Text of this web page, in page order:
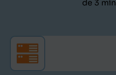
de 3